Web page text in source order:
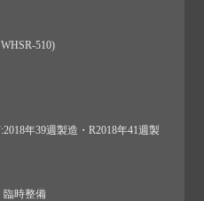
510)
年39週製造・R2018年41週製
臨時整備